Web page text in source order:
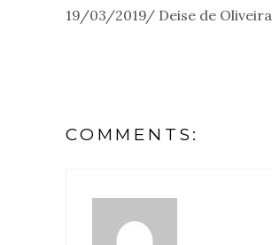
19/03/2019 Deise de Oliveira
COMMENTS: